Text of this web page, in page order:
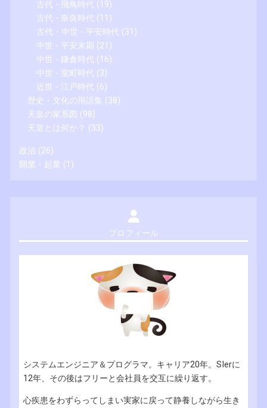
古代 - 飛鳥時代 (19)
古代 - 奈良時代 (11)
古代・中世 - 平安時代 (31)
中世 - 平安末期 (21)
中世 - 鎌倉時代 (16)
中世 - 室町時代 (3)
近世 - 江戸時代 (6)
歴史・文化の用語集 (38)
天皇の家系図 (98)
天皇とは何か？ (33)
政治 (26)
開業・起業 (1)
プロフィール
システムエンジニア＆プログラマ。キャリア20年。SIerに
12年、その後はフリーと会社員を交互に繰り返す。
心疾患をわずらってしまい実家に戻って静養しながら生き